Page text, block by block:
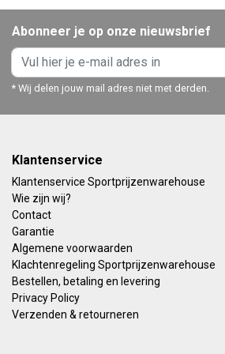
Abonneer je op onze nieuwsbrief
* Wij delen jouw mail adres niet met derden.
Klantenservice
Klantenservice Sportprijzenwarehouse
Wie zijn wij?
Contact
Garantie
Algemene voorwaarden
Klachtenregeling Sportprijzenwarehouse
Bestellen, betaling en levering
Privacy Policy
Verzenden & retourneren